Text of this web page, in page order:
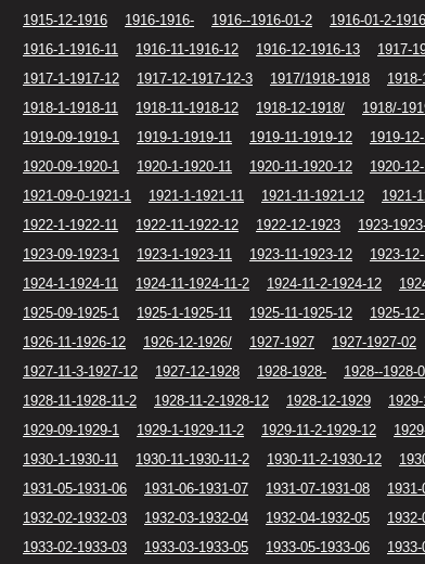
1915-12-1916
1916-1916- 1916--1916-01-2 1916-01-2-
1916-1-1916-11
1916-11-1916-12 1916-12-1916-13 1917-
1917-1-1917-12
1917-12-1917-12-3 1917/1918-1918
1918-1-1918-11
1918-11-1918-12 1918-12-1918/ 1918/-
1919-09-1919-1
1919-1-1919-11 1919-11-1919-12 1919-
1920-09-1920-1
1920-1-1920-11 1920-11-1920-12 1920-
1921-09-0-1921-1
1921-1-1921-11 1921-11-1921-12 1921-
1922-1-1922-11
1922-11-1922-12 1922-12-1923 1923-
1923-09-1923-1
1923-1-1923-11 1923-11-1923-12 1923-
1924-1-1924-11
1924-11-1924-11-2 1924-11-2-1924-12
1925-09-1925-1
1925-1-1925-11 1925-11-1925-12 1925-
1926-11-1926-12
1926-12-1926/ 1927-1927 1927-1927-02
1927-11-3-1927-12
1927-12-1928 1928-1928- 1928--1928-
1928-11-1928-11-2
1928-11-2-1928-12 1928-12-1929
1929-09-1929-1
1929-1-1929-11-2 1929-11-2-1929-12
1930-1-1930-11
1930-11-1930-11-2 1930-11-2-1930-12
1931-05-1931-06
1931-06-1931-07 1931-07-1931-08
1932-02-1932-03
1932-03-1932-04 1932-04-1932-05
1933-02-1933-03
1933-03-1933-05 1933-05-1933-06